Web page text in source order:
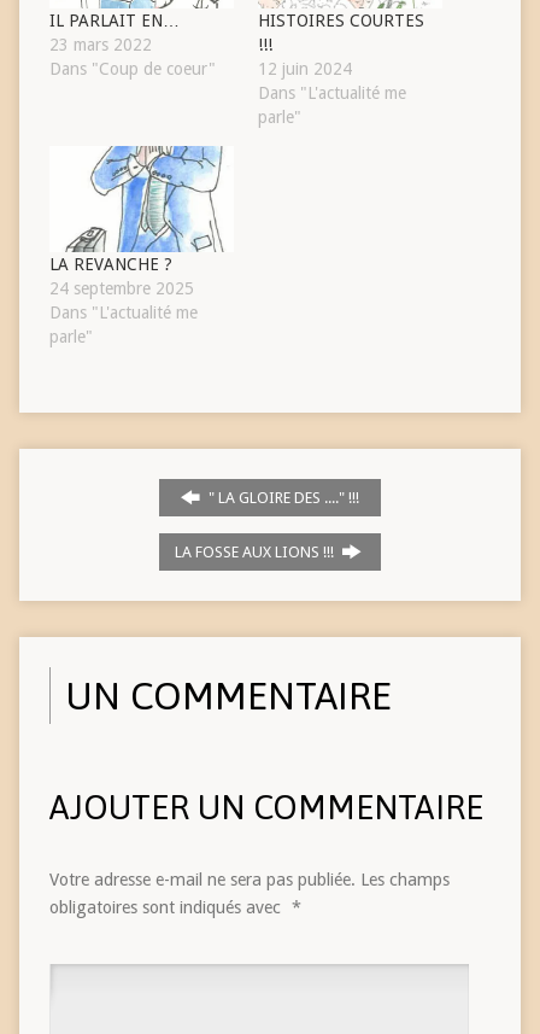
IL PARLAIT EN…
23 mars 2022
Dans "Coup de coeur"
HISTOIRES COURTES
!!!
12 juin 2024
Dans "L'actualité me
parle"
LA REVANCHE ?
24 septembre 2025
Dans "L'actualité me
parle"
" LA GLOIRE DES ...." !!!
LA FOSSE AUX LIONS !!!
UN COMMENTAIRE
AJOUTER UN COMMENTAIRE
Votre adresse e-mail ne sera pas publiée. Les champs
obligatoires sont indiqués avec *